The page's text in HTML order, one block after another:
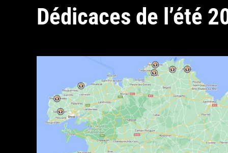
Dédicaces de l’été